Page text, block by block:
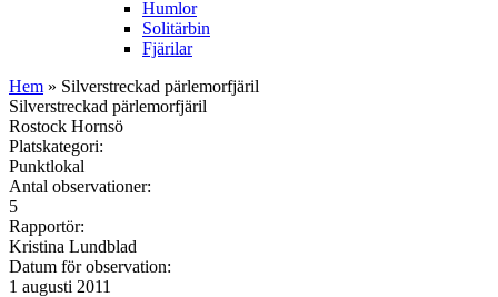
Humlor
Solitärbin
Fjärilar
Hem » Silverstreckad pärlemorfjäril
Silverstreckad pärlemorfjäril
Rostock Hornsö
Platskategori:
Punktlokal
Antal observationer:
5
Rapportör:
Kristina Lundblad
Datum för observation:
1 augusti 2011